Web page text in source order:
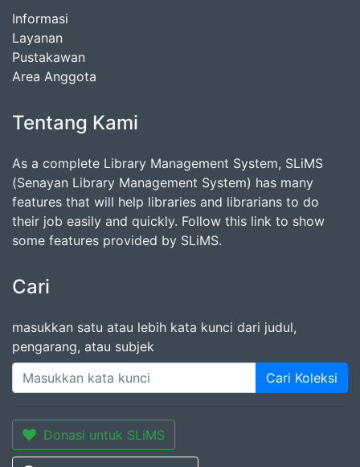
Informasi
Layanan
Pustakawan
Area Anggota
Tentang Kami
As a complete Library Management System, SLiMS
(Senayan Library Management System) has many
features that will help libraries and librarians to do
their job easily and quickly. Follow this link to show
some features provided by SLiMS.
Cari
masukkan satu atau lebih kata kunci dari judul,
pengarang, atau subjek
Cari Koleksi
Donasi untuk SLiMS